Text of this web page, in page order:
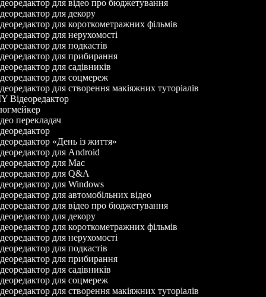
для відео про бюджетування
для декору
для короткометражних фільмів
для нерухомості
для подкастів
для прибирання
для садівників
для соцмереж
для створення макіяжних туторіалів
Відеоредактор
перекладач
«День із життя»
для Android
для Mac
для Q&A
для Windows
для автомобільних відео
для відео про бюджетування
для декору
для короткометражних фільмів
для нерухомості
для подкастів
для прибирання
для садівників
для соцмереж
для створення макіяжних туторіалів